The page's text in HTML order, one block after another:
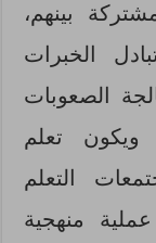
بينهم،
الخبرات
الصعوبات
ويكون تعلم
التعلم
منهجية